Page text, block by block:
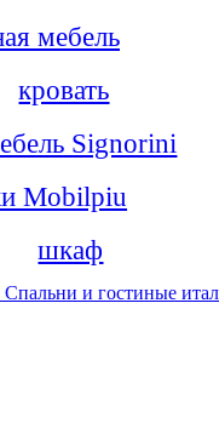
мебель
кровать
Signorini
Mobilpiu
шкаф
и гостиные